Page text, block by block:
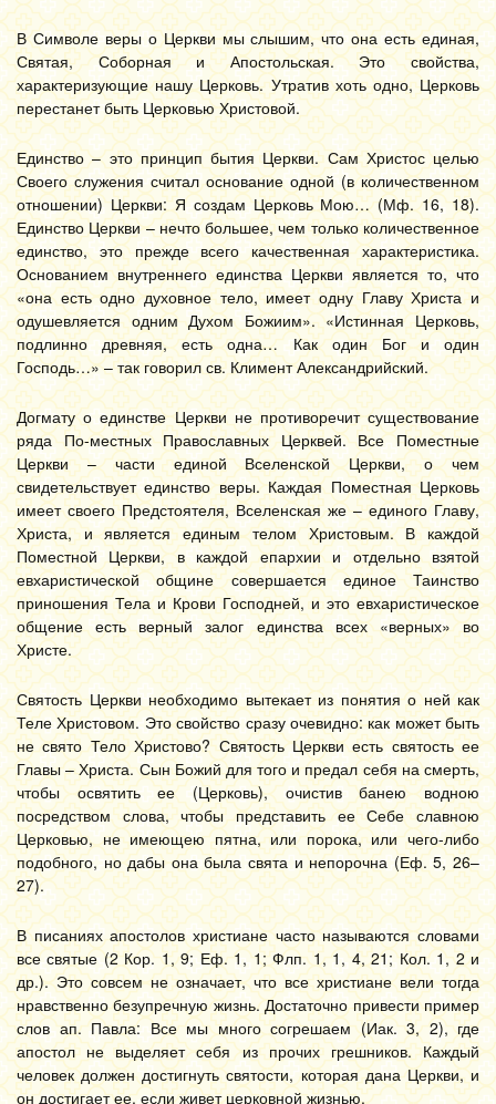
В Символе веры о Церкви мы слышим, что она есть единая,
Святая, Соборная и Апостольская. Это свойства,
характеризующие нашу Церковь. Утратив хоть одно, Церковь
перестанет быть Церковью Христовой.
Единство – это принцип бытия Церкви. Сам Христос целью
Своего служения считал основание одной (в количественном
отношении) Церкви: Я создам Церковь Мою… (Мф. 16, 18).
Единство Церкви – нечто большее, чем только количественное
единство, это прежде всего качественная характеристика.
Основанием внутреннего единства Церкви является то, что
«она есть одно духовное тело, имеет одну Главу Христа и
одушевляется одним Духом Божиим». «Истинная Церковь,
подлинно древняя, есть одна… Как один Бог и один
Господь…» – так говорил св. Климент Александрийский.
Догмату о единстве Церкви не противоречит существование
ряда По-местных Православных Церквей. Все Поместные
Церкви – части единой Вселенской Церкви, о чем
свидетельствует единство веры. Каждая Поместная Церковь
имеет своего Предстоятеля, Вселенская же – единого Главу,
Христа, и является единым телом Христовым. В каждой
Поместной Церкви, в каждой епархии и отдельно взятой
евхаристической общине совершается единое Таинство
приношения Тела и Крови Господней, и это евхаристическое
общение есть верный залог единства всех «верных» во
Христе.
Святость Церкви необходимо вытекает из понятия о ней как
Теле Христовом. Это свойство сразу очевидно: как может быть
не свято Тело Христово? Святость Церкви есть святость ее
Главы – Христа. Сын Божий для того и предал себя на смерть,
чтобы освятить ее (Церковь), очистив банею водною
посредством слова, чтобы представить ее Себе славною
Церковью, не имеющею пятна, или порока, или чего-либо
подобного, но дабы она была свята и непорочна (Еф. 5, 26–
27).
В писаниях апостолов христиане часто называются словами
все святые (2 Кор. 1, 9; Еф. 1, 1; Флп. 1, 1, 4, 21; Кол. 1, 2 и
др.). Это совсем не означает, что все христиане вели тогда
нравственно безупречную жизнь. Достаточно привести пример
слов ап. Павла: Все мы много согрешаем (Иак. 3, 2), где
апостол не выделяет себя из прочих грешников. Каждый
человек должен достигнуть святости, которая дана Церкви, и
он достигает ее, если живет церковной жизнью.